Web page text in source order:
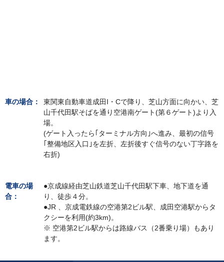
車の場合：
東関東自動車道成田I・Cで降り、芝山方面に向かい、芝
山千代田駅そばを通り空港南ゲート(第６ゲート)より入
場。
(ゲート入ったら｢ターミナル方向｣へ進み、最初の信号
｢整備地区入口｣を左折、左折後すぐ信号のない丁字路を
右折)
電車の場
合：
●京成線経由芝山鉄道芝山千代田駅下車、地下道を通
り、徒歩４分。
●JR 、京成電鉄線の空港第2ビル駅、成田空港駅からタ
クシーを利用(約3km)。
※ 空港第2ビル駅からは路線バス（2番乗り場）もあり
ます。